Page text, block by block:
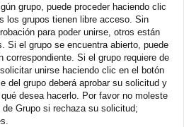
grupo, puede proceder haciendo clic
los grupos tienen libre acceso. Sin
para poder unirse, otros están
Si el grupo se encuentra abierto, puede
correspondiente. Si el grupo requiere de
unirse haciendo clic en el botón
del grupo deberá aprobar su solicitud y
desea hacerlo. Por favor no moleste
Grupo si rechaza su solicitud;